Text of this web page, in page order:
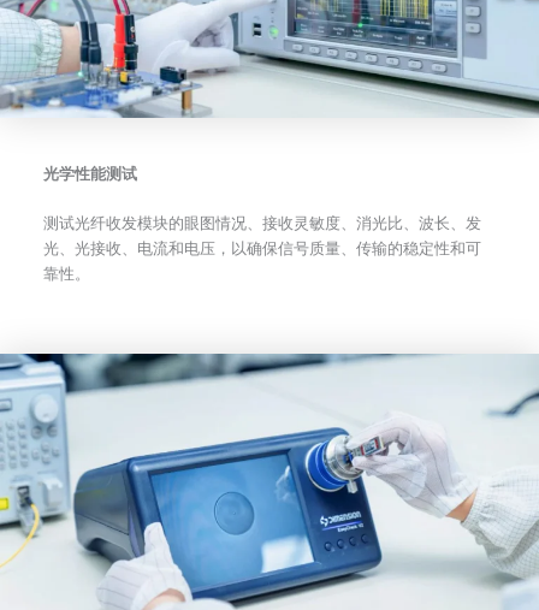
光学性能测试
测试光纤收发模块的眼图情况、接收灵敏度、消光比、波长、发
光、光接收、电流和电压，以确保信号质量、传输的稳定性和可
靠性。